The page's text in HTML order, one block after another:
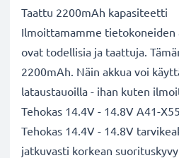
Taattu 2200mAh kapasiteetti
Ilmoittamamme tietokoneiden
ovat todellisia ja taattuja.
2200mAh. Näin akkua voi
lataustauoilla - ihan kuten
Tehokas 14.4V - 14.8V A41-
Tehokas 14.4V - 14.8V
jatkuvasti korkean